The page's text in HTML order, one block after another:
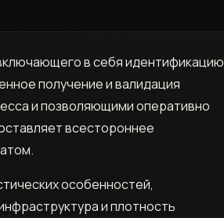
в себя идентификацию
получение и валидация
и позволяющими оперативно
всестороннее
особенностей,
и плотность